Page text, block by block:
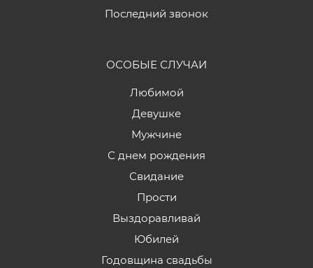
Последний звонок
ОСОБЫЕ СЛУЧАИ
Любимой
Девушке
Мужчине
С днем рождения
Свидание
Прости
Выздоравливай
Юбилей
Годовщина свадьбы